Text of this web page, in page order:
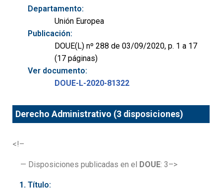
Departamento:
Unión Europea
Publicación:
DOUE(L) nº 288 de 03/09/2020, p. 1 a 17
(17 páginas)
Ver documento:
DOUE-L-2020-81322
Derecho Administrativo (3 disposiciones)
<!–
— Disposiciones publicadas en el DOUE: 3–>
Título: